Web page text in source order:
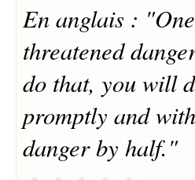
En anglais :
threatened
do that, you will
promptly and
danger by half."